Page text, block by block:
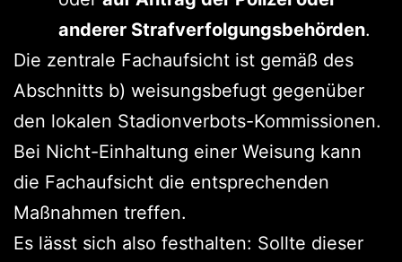
anderer Strafverfolgungsbehörden.
Die zentrale Fachaufsicht ist gemäß des
Abschnitts b) weisungsbefugt gegenüber
den lokalen Stadionverbots-Kommissionen.
Bei Nicht-Einhaltung einer Weisung kann
die Fachaufsicht die entsprechenden
Maßnahmen treffen.
Es lässt sich also festhalten: Sollte dieser